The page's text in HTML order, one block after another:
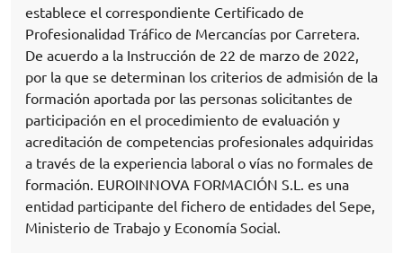
establece el correspondiente Certificado de
Profesionalidad Tráfico de Mercancías por Carretera.
De acuerdo a la Instrucción de 22 de marzo de 2022,
por la que se determinan los criterios de admisión de la
formación aportada por las personas solicitantes de
participación en el procedimiento de evaluación y
acreditación de competencias profesionales adquiridas
a través de la experiencia laboral o vías no formales de
formación. EUROINNOVA FORMACIÓN S.L. es una
entidad participante del fichero de entidades del Sepe,
Ministerio de Trabajo y Economía Social.